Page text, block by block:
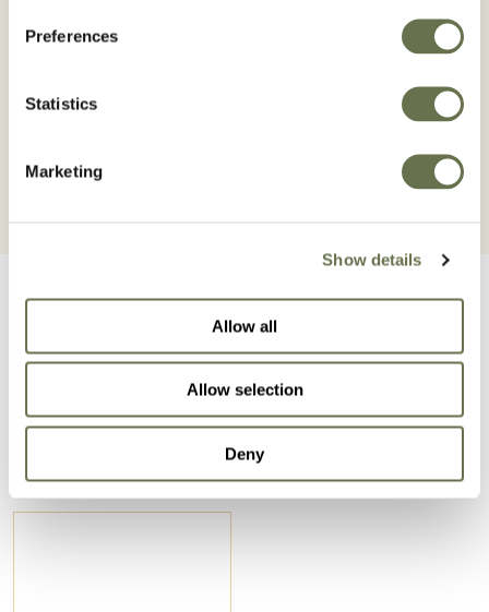
Preferences
Statistics
Marketing
Show details
Allow all
Allow selection
Deny
Bitki koruma ürünlerini güvenli bir şekilde
İlgili Ürünler